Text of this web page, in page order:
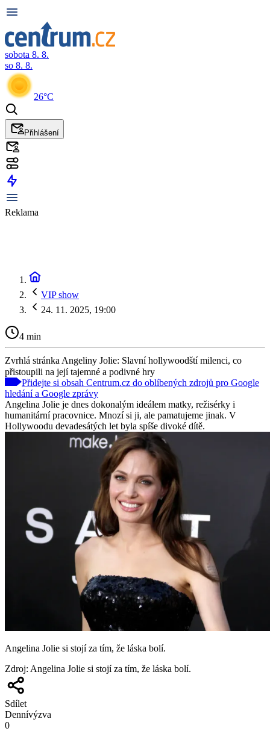
sobota 8. 8.
so 8. 8.
26°C
Přihlášení
Reklama
VIP show
24. 11. 2025, 19:00
4 min
Zvrhlá stránka Angeliny Jolie: Slavní hollywoodští milenci, co
přistoupili na její tajemné a podivné hry
Přidejte si obsah Centrum.cz do oblíbených zdrojů pro Google
hledání a Google zprávy
Angelina Jolie je dnes dokonalým ideálem matky, režisérky i
humanitární pracovnice. Mnozí si ji, ale pamatujeme jinak. V
Hollywoodu devadesátých let byla spíše divoké dítě.
Angelina Jolie si stojí za tím, že láska bolí.
Zdroj: Angelina Jolie si stojí za tím, že láska bolí.
Sdílet
Dennívýzva
0